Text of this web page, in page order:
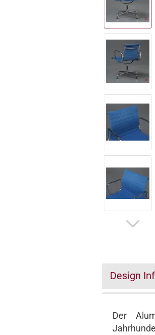
Thonet
Design
Der